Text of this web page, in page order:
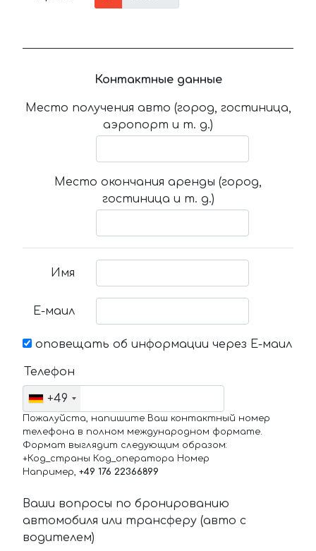
Контактные данные
Место получения авто (город, гостиница,
аэропорт и т. д.)
Место окончания аренды (город,
гостиница и т. д.)
Имя
Е-маил
оповещать об информации через Е-маил
Телефон
+49
Пожалуйста, напишите Ваш контактный номер
телефона в полном международном формате.
Формат выглядит следующим образом:
+Код_страны Код_оператора Номер
Например, +49 176 22366899
Ваши вопросы по бронированию
автомобиля или трансферу (авто с
водителем)